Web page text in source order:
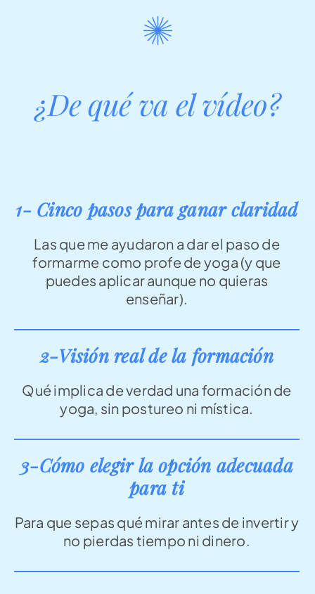
¿De qué va el vídeo?
1- Cinco pasos para ganar claridad
Las que me ayudaron a dar el paso de
formarme como profede yoga (y que
puedes aplicar aunque no quieras
enseñar).
2-Visión real de la formación
Qué implica de verdad una formación de
yoga, sin postureo ni mística.
3-Cómo elegir la opción adecuada
para ti
Para que sepas qué mirar antes de invertir y
no pierdas tiempo ni dinero.